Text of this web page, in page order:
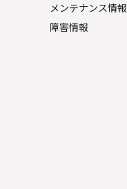
メンテナンス情報
障害情報